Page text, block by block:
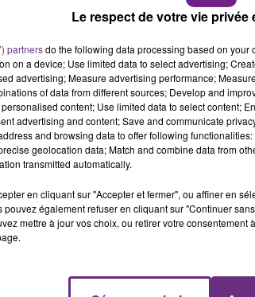
ce produit de ne pas le
Le respect de votre vie
partnersdo the following data processing based on
on a device; Use limited data to select advertising;
advertising; Measure advertising performance;
of data from different sources; Develop and
content; Use limited data to select content;
advertising and content; Save and communicate
and browsing data to offer following
geolocation data; Match and combine data from
transmitted automatically.
en cliquant sur "Accepter et fermer", ou affiner en
pouvez également refuser en cliquant sur "Continuer
mettre à jour vos choix, ou retirer votre